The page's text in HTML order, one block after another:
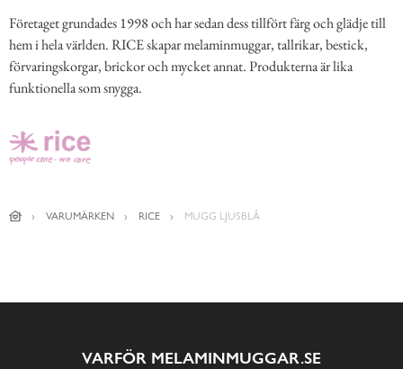
Företaget grundades 1998 och har sedan dess tillfört färg och glädje till
hem i hela världen. RICE skapar melaminmuggar, tallrikar, bestick,
förvaringskorgar, brickor och mycket annat. Produkterna är lika
funktionella som snygga.
VARUMÄRKEN RICE MUGG LJUSBLÅ
VARFÖR MELAMINMUGGAR.SE